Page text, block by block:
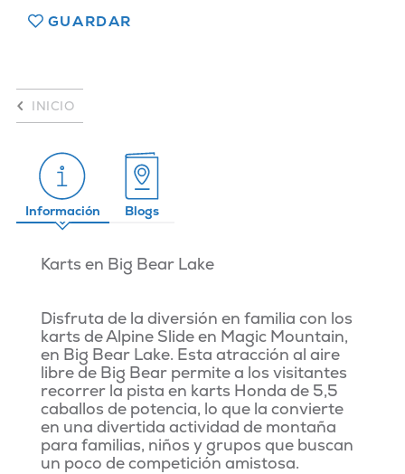
GUARDAR
INICIO
Información Blogs
Karts en Big Bear Lake
Disfruta de la diversión en familia con los
karts de Alpine Slide en Magic Mountain,
en Big Bear Lake. Esta atracción al aire
libre de Big Bear permite a los visitantes
recorrer la pista en karts Honda de 5,5
caballos de potencia, lo que la convierte
en una divertida actividad de montaña
para familias, niños y grupos que buscan
un poco de competición amistosa.